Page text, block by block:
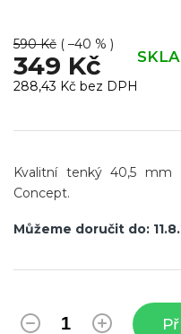
590 Kč ( –40 % )
349 Kč
288,43 Kč bez DPH
cena:
Můžeme doručit do:
Kvalitní tenký40,5 mm
Concept.